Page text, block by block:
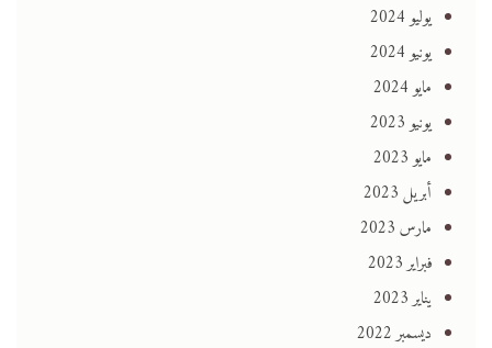
يوليو 2024
يونيو 2024
مايو 2024
يونيو 2023
مايو 2023
أبريل 2023
مارس 2023
فبراير 2023
يناير 2023
ديسمبر 2022